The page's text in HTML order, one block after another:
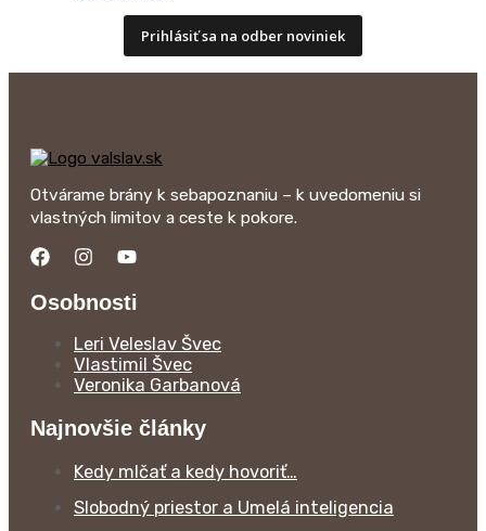
Prihlásiť sa na odber noviniek
Otvárame brány k sebapoznaniu – k uvedomeniu si
vlastných limitov a ceste k pokore.
Osobnosti
Leri Veleslav Švec
Vlastimil Švec
Veronika Garbanová
Najnovšie články
Kedy mlčať a kedy hovoriť…
Slobodný priestor a Umelá inteligencia